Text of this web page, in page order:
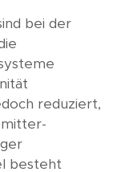
bei der
reduziert,
besteht